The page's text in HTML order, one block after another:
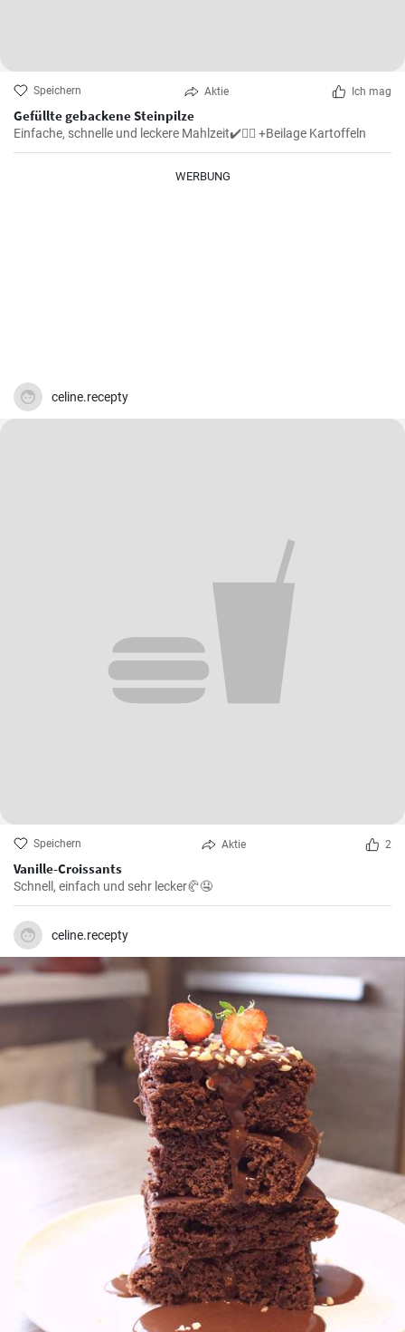
Speichern Aktie Ich mag
Gefüllte gebackene Steinpilze
Einfache, schnelle und leckere Mahlzeit✔️👍🏼 +Beilage Kartoffeln
WERBUNG
celine.recepty
Speichern Aktie 2
Vanille-Croissants
Schnell, einfach und sehr lecker🥐🤤
celine.recepty